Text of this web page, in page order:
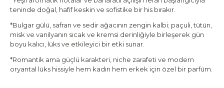
teninde doğal, hafif keskin ve sofistike bir his bırakır.
*Bulgar gülü, safran ve sedir ağacının zengin kalbi; paçuli, tütün,
misk ve vanilyanın sıcak ve kremsi derinliğiyle birleşerek gün
boyu kalıcı, lüks ve etkileyici bir etki sunar.
*Romantik ama güçlü karakteri, niche zarafeti ve modern
oryantal lüks hissiyle hem kadın hem erkek için özel bir parfüm.